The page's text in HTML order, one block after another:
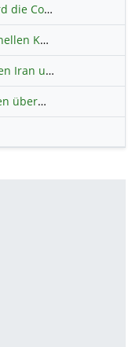
Übernahmekampf eskaliert: Wird die Commerzbank italienisch?
Wachsendes Problem mit kriminellen Kunden im Online-Handel
ROUNDUP 2: Gespräche zwischen Iran und USA starten - Vance optimistisch
Menschen in Deutschland zahlen überwiegend ohne Bargeld